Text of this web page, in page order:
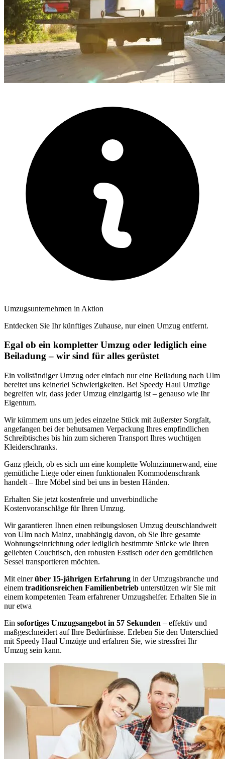
Umzugsunternehmen in Aktion
Entdecken Sie Ihr künftiges Zuhause, nur einen Umzug entfernt.
Egal ob ein kompletter Umzug oder lediglich eine
Beiladung – wir sind für alles gerüstet
Ein vollständiger Umzug oder einfach nur eine Beiladung nach Ulm
bereitet uns keinerlei Schwierigkeiten. Bei Speedy Haul Umzüge
begreifen wir, dass jeder Umzug einzigartig ist – genauso wie Ihr
Eigentum.
Wir kümmern uns um jedes einzelne Stück mit äußerster Sorgfalt,
angefangen bei der behutsamen Verpackung Ihres empfindlichen
Schreibtisches bis hin zum sicheren Transport Ihres wuchtigen
Kleiderschranks.
Ganz gleich, ob es sich um eine komplette Wohnzimmerwand, eine
gemütliche Liege oder einen funktionalen Kommodenschrank
handelt – Ihre Möbel sind bei uns in besten Händen.
Erhalten Sie jetzt kostenfreie und unverbindliche
Kostenvoranschläge für Ihren Umzug.
Wir garantieren Ihnen einen reibungslosen Umzug deutschlandweit
von Ulm nach Mainz, unabhängig davon, ob Sie Ihre gesamte
Wohnungseinrichtung oder lediglich bestimmte Stücke wie Ihren
geliebten Couchtisch, den robusten Esstisch oder den gemütlichen
Sessel transportieren möchten.
Mit einerüber 15-jährigen Erfahrung in der Umzugsbranche und
einem traditionsreichen Familienbetrieb unterstützen wir Sie mit
einem kompetenten Team erfahrener Umzugshelfer. Erhalten Sie in
nur etwa
Ein sofortiges Umzugsangebot in 57 Sekunden – effektiv und
maßgeschneidert auf Ihre Bedürfnisse. Erleben Sie den Unterschied
mit Speedy Haul Umzüge und erfahren Sie, wie stressfrei Ihr
Umzug sein kann.